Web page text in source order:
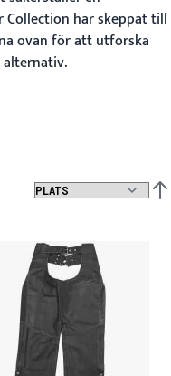
Collection har skeppat till
ovan för att utforska